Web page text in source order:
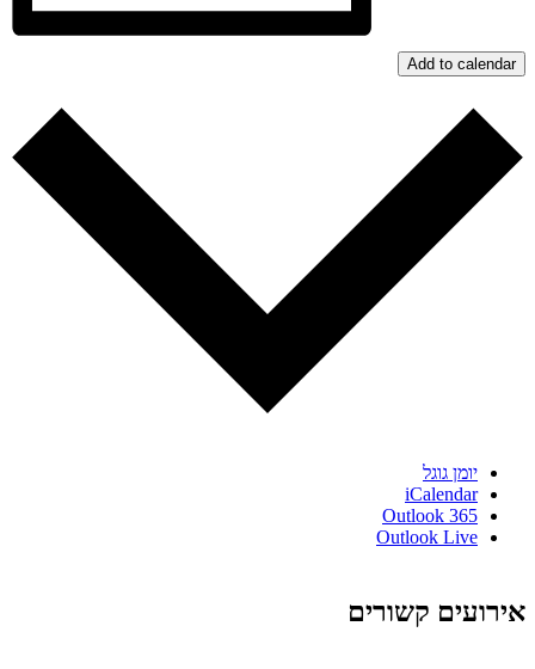
Add to calendar
יומן גוגל
iCalendar
Outlook 365
Outlook Live
אירועים קשורים